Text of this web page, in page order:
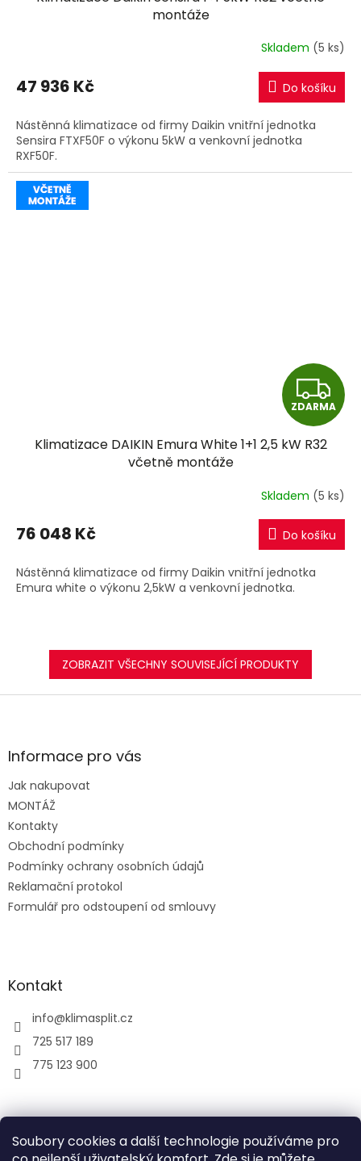
Soubory cookies a další technologie používáme pro
R
M
A
montáže
Skladem (5 ks)
47 936 Kč Do košíku
Nástěnná klimatizace od firmy Daikin vnitřní jednotka
Sensira FTXF50F o výkonu 5kW a venkovní jednotka
RXF50F.
Z
D
R
M
A
ZDARMA
Klimatizace DAIKIN Emura White 1+1 2,5 kW R32
včetně montáže
Skladem (5 ks)
76 048 Kč Do košíku
Nástěnná klimatizace od firmy Daikin vnitřní jednotka
Emura white o výkonu 2,5kW a venkovní jednotka.
ZOBRAZIT VŠECHNY SOUVISEJÍCÍ PRODUKTY
Z
aInformace pro vás
Jak nakupovat
MONTÁŽ
Kontakty
Obchodní podmínky
Podmínky ochrany osobních údajů
Reklamační protokol
Formulář pro odstoupení od smlouvy
Kontakt
info@klimasplit.cz
725 517 189
775 123 900
air-cool